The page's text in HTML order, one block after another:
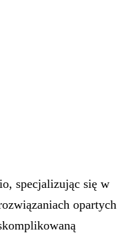
specjalizując się w
opartych